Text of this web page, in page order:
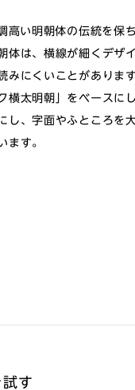
高い明朝体の伝統を保
体は、横線が細くデザ
みにくいことがあり
横太明朝」をベースに
し、字面やふところを
ます。
す